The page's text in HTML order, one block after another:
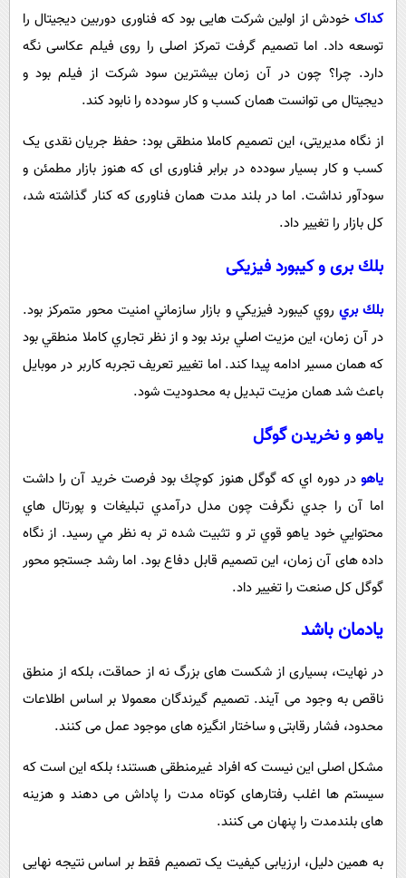
کداک خودش از اولین شرکت هایی بود که فناوری دوربین دیجیتال را
توسعه داد. اما تصمیم گرفت تمرکز اصلی را روی فیلم عکاسی نگه
دارد. چرا؟ چون در آن زمان بیشترین سود شرکت از فیلم بود و
دیجیتال می توانست همان کسب و کار سودده را نابود کند.
از نگاه مدیریتی، این تصمیم کاملا منطقی بود: حفظ جریان نقدی یک
کسب و کار بسیار سودده در برابر فناوری ای که هنوز بازار مطمئن و
سودآور نداشت. اما در بلند مدت همان فناوری که کنار گذاشته شد،
کل بازار را تغییر داد.
بلك بری و كيبورد فيزيكی
بلك بري روي كيبورد فيزيكي و بازار سازماني امنيت محور متمركز بود.
در آن زمان، اين مزيت اصلي برند بود و از نظر تجاري كاملا منطقي بود
كه همان مسير ادامه پيدا كند. اما تغيير تعريف تجربه كاربر در موبايل
باعث شد همان مزيت تبديل به محدوديت شود.
ياهو و نخریدن گوگل
ياهو در دوره اي كه گوگل هنوز كوچك بود فرصت خريد آن را داشت
اما آن را جدي نگرفت چون مدل درآمدي تبليغات و پورتال هاي
محتوايي خود ياهو قوي تر و تثبيت شده تر به نظر مي رسيد. از نگاه
داده های آن زمان، اين تصميم قابل دفاع بود. اما رشد جستجو محور
گوگل کل صنعت را تغییر داد.
یادمان باشد
در نهایت، بسیاری از شکست های بزرگ نه از حماقت، بلکه از منطق
ناقص به وجود می آیند. تصمیم گیرندگان معمولا بر اساس اطلاعات
محدود، فشار رقابتی و ساختار انگیزه های موجود عمل می کنند.
مشکل اصلی این نیست که افراد غیرمنطقی هستند؛ بلکه این است که
سیستم ها اغلب رفتارهای کوتاه مدت را پاداش می دهند و هزینه
های بلندمدت را پنهان می کنند.
به همین دلیل، ارزیابی کیفیت یک تصمیم فقط بر اساس نتیجه نهایی